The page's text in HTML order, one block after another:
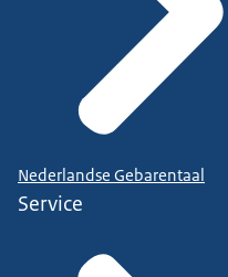
Nederlandse Gebarentaal
Service